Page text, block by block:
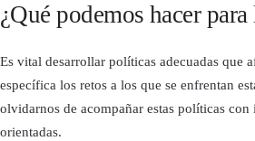
¿Qué podemos hacer
Es vital desarrollar políticas adecuadas que
específica los retos a los que se enfrentan
olvidarnos de acompañar estas políticas
orientadas.